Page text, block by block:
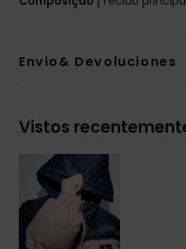
Envio& Devoluciones
Vistos